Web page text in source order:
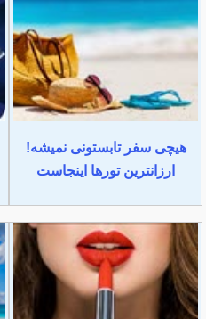
هیچی سفر تابستونی نمیشه!
ارزانترین تورها اینجاست